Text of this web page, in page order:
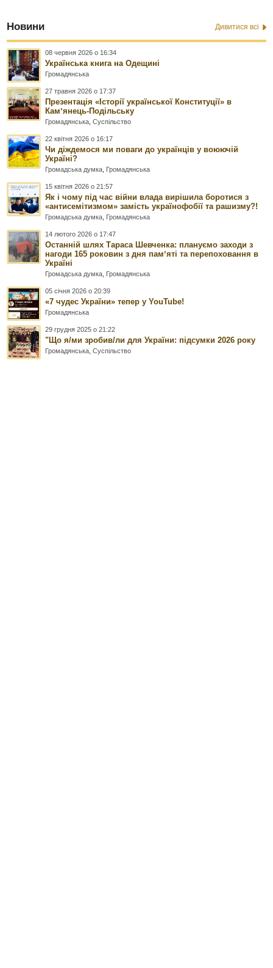
Новини Дивитися всі
08 червня 2026 о 16:34
Українська книга на Одещині
Громадянська
27 травня 2026 о 17:37
Презентація «Історії української Конституції» в
Камʼянець-Подільську
Громадянська ,Суспільство
22 квітня 2026 о 16:17
Чи діждемося ми поваги до українців у воюючій
Україні?
Громадська думка Громадянська
15 квітня 2026 о 21:57
Як і чому під час війни влада вирішила боротися з
«антисемітизмом» замість українофобії та рашизму?!
Громадська думка Громадянська
14 лютого 2026 о 17:47
Останній шлях Тараса Шевченка: плануємо заходи з
нагоди 165 роковин з дня памʼяті та перепоховання в
Україні
Громадська думка Громадянська
05 січня 2026 о 20:39
«7 чудес України» тепер у YouTube!
Громадянська
29 грудня 2025 о 21:22
"Що я/ми зробив/ли для України: підсумки 2026 року
Громадянська ,Суспільство